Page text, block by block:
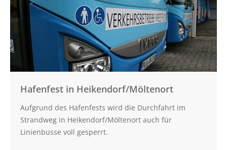
Mühlenstraße“
in Schönberg
Hafenfest in Heikendorf/Möltenort
Aufgrund des Hafenfests wird die Durchfahrt im
Strandweg in Heikendorf/Möltenort auch für
Linienbusse voll gesperrt.